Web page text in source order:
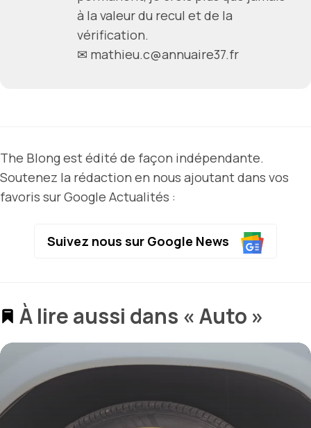
à la valeur du recul et de la
vérification.
✉ mathieu.c@annuaire37.fr
The Blong est édité de façon indépendante.
Soutenez la rédaction en nous ajoutant dans vos
favoris sur Google Actualités :
Suivez nous sur Google News
À lire aussi dans « Auto »